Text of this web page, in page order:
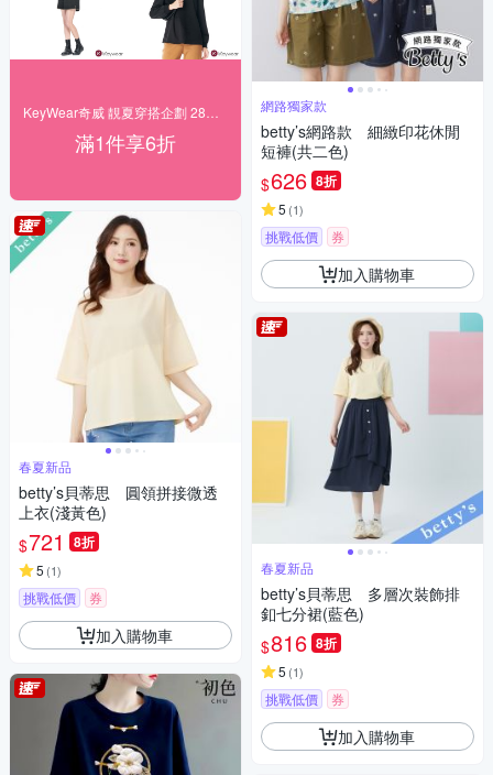
滿1件享6折
春夏新品
betty’s貝蒂思 圓領拼接微透
上衣(淺黃色)
$721 8折
5 (1)
挑戰低價 券
加入購物車
網路獨家款
betty’s網路款 細緻印花休閒
短褲(共二色)
$626 8折
5 (1)
挑戰低價 券
加入購物車
春夏新品
betty’s貝蒂思 多層次裝飾排
釦七分裙(藍色)
$816 8折
5 (1)
挑戰低價 券
加入購物車